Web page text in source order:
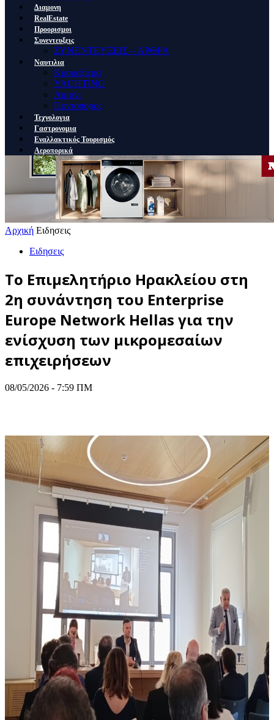
Διαμονη
RealEstate
Προορισμοι
Συνεντευξεις
ΣΥΝΕΝΤΕΥΞΕΙΣ – ΑΡΘΡΑ
Ναυτιλια
Κρουαζιερα
YACHTING
Λιμανι
Ποντοπορος
Τεχνολογια
Γαστρονομια
Εναλλακτικός Τουρισμός
Αεροπορικά
Αρχική Ειδησεις
Ειδησεις
Το Επιμελητήριο Ηρακλείου στη
2η συνάντηση του Enterprise
Europe Network Hellas για την
ενίσχυση των μικρομεσαίων
επιχειρήσεων
08/05/2026 - 7:59 ΠΜ